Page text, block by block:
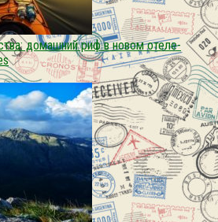
домашний риф в новом отеле-